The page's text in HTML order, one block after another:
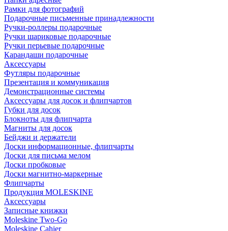
Рамки для фотографий
Подарочные письменные принадлежности
Ручки-роллеры подарочные
Ручки шариковые подарочные
Ручки перьевые подарочные
Карандаши подарочные
Аксессуары
Футляры подарочные
Презентация и коммуникация
Демонстрационные системы
Аксессуары для досок и флипчартов
Губки для досок
Блокноты для флипчарта
Магниты для досок
Бейджи и держатели
Доски информационные, флипчарты
Доски для письма мелом
Доски пробковые
Доски магнитно-маркерные
Флипчарты
Продукция MOLESKINE
Аксессуары
Записные книжки
Moleskine Two-Go
Moleskine Cahier